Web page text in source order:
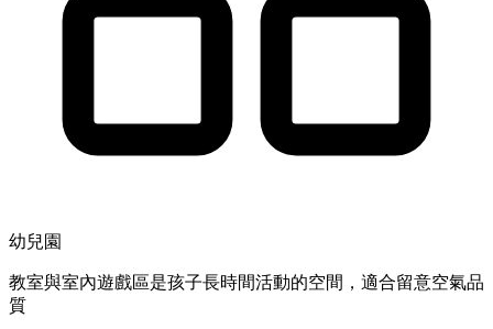
幼兒園
教室與室內遊戲區是孩子長時間活動的空間，適合留意空氣品
質